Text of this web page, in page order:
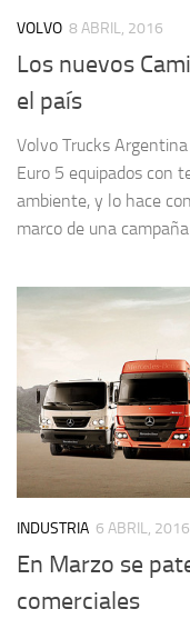
VOLVO 8 ABRIL, 2016
Los nuevos
el país
Volvo Trucks
Euro 5 equipados con
ambiente, y lo hace
marco de una
INDUSTRIA 6 ABRIL, 2016
En Marzo se
comerciales